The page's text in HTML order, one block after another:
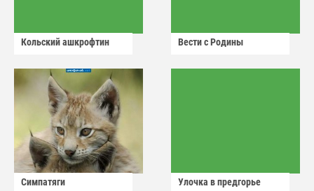
Кольский ашкрофтин Вести с Родины
Симпатяги Улочка в предгорье